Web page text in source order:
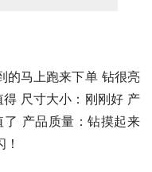
的马上跑来下单 钻很亮
尺寸大小：刚刚好 产
产品质量：钻摸起来